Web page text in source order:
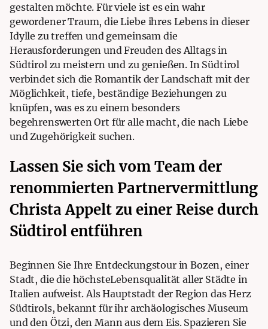
gestalten möchte. Für viele ist es ein wahr
gewordener Traum, die Liebe ihres Lebens in dieser
Idylle zu treffen und gemeinsam die
Herausforderungen und Freuden des Alltags in
Südtirol zu meistern und zu genießen. In Südtirol
verbindet sich die Romantik der Landschaft mit der
Möglichkeit, tiefe, beständige Beziehungen zu
knüpfen, was es zu einem besonders
begehrenswerten Ort für alle macht, die nach Liebe
und Zugehörigkeit suchen.
Lassen Sie sich vom Team der
renommierten Partnervermittlung
Christa Appelt zu einer Reise durch
Südtirol entführen
Beginnen Sie Ihre Entdeckungstour in Bozen, einer
Stadt, die die höchsteLebensqualität aller Städte in
Italien aufweist. Als Hauptstadt der Region das Herz
Südtirols, bekannt für ihr archäologisches Museum
und den Ötzi, den Mann aus dem Eis. Spazieren Sie